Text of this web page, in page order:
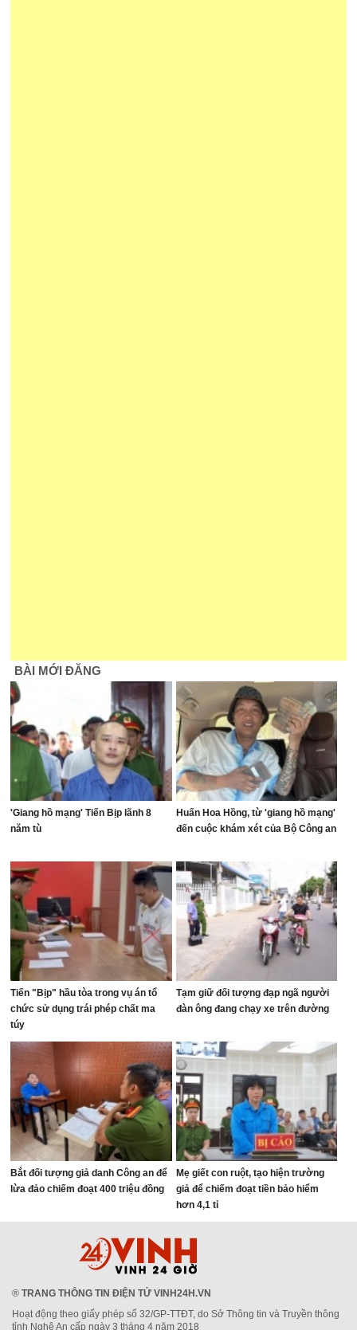
BÀI MỚI ĐĂNG
'Giang hồ mạng' Tiến Bịp lãnh 8
năm tù
Huấn Hoa Hồng, từ 'giang hồ mạng'
đến cuộc khám xét của Bộ Công an
Tiến "Bịp" hầu tòa trong vụ án tổ
chức sử dụng trái phép chất ma
túy
Tạm giữ đối tượng đạp ngã người
đàn ông đang chạy xe trên đường
Bắt đối tượng giả danh Công an để
lừa đảo chiếm đoạt 400 triệu đồng
Mẹ giết con ruột, tạo hiện trường
giả để chiếm đoạt tiền bảo hiểm
hơn 4,1 tỉ
® TRANG THÔNG TIN ĐIỆN TỬ VINH24H.VN
Hoạt động theo giấy phép số 32/GP-TTĐT, do Sở Thông tin và Truyền thông
tỉnh Nghệ An cấp ngày 3 tháng 4 năm 2018